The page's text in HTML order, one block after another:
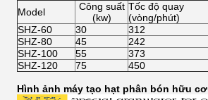
Model
Công suất
(kw)
Tốc độ quay
(vòng/phút)
SHZ-60 30 312
SHZ-80
45 242
SHZ-100
55 373
SHZ-120
75 450
Hình ảnh máy tạo hạt phân bón hữu cơ